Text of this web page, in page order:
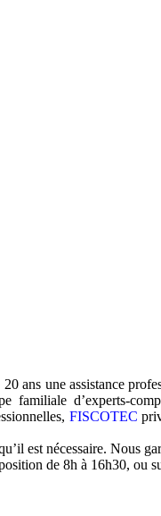
ans une assistance
d’experts-
FISCOTEC
est nécessaire. Nous
de 8h à 16h30, ou